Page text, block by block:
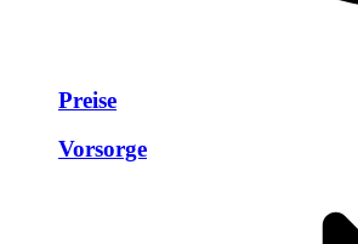
Preise
Vorsorge